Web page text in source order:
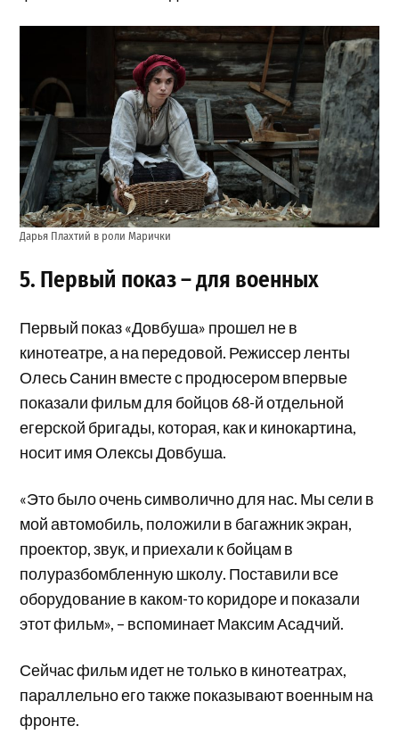
Дарья Плахтий в роли Марички
5. Первый показ – для военных
Первый показ «Довбуша» прошел не в
кинотеатре, а на передовой. Режиссер ленты
Олесь Санин вместе с продюсером впервые
показали фильм для бойцов 68-й отдельной
егерской бригады, которая, как и кинокартина,
носит имя Олексы Довбуша.
«Это было очень символично для нас. Мы сели в
мой автомобиль, положили в багажник экран,
проектор, звук, и приехали к бойцам в
полуразбомбленную школу. Поставили все
оборудование в каком-то коридоре и показали
этот фильм», – вспоминает Максим Асадчий.
Сейчас фильм идет не только в кинотеатрах,
параллельно его также показывают военным на
фронте.